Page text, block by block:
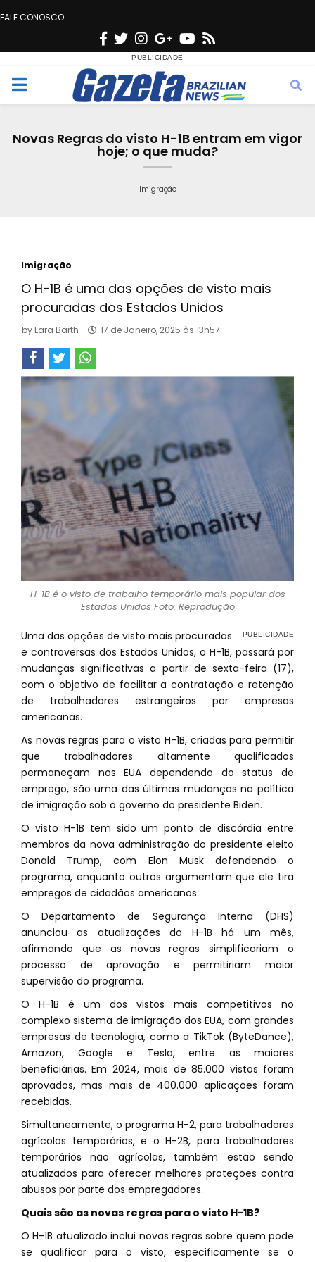
FALE CONOSCO
F
c
e
o
o
T
w
i
t
e
n
s
t
g
r
a
G
o
o
g
e
Y
u
t
b
s
M
Novas Regras do visto H-1B entram em vigor
hoje; o que muda?
Imigração
Imigração
O H-1B é uma das opções de visto mais
procuradas dos Estados Unidos
by Lara Barth 17 de Janeiro, 2025 às 13h57
H-1B é o visto de trabalho temporário mais popular dos
Estados Unidos Foto: Reprodução
Uma das opções de visto mais procuradas
e controversas dos Estados Unidos, o H-1B, passará por
mudanças significativas a partir de sexta-feira (17),
com o objetivo de facilitar a contratação e retenção
de trabalhadores estrangeiros por empresas
americanas.
As novas regras para o visto H-1B, criadas para permitir
que trabalhadores altamente qualificados
permaneçam nos EUA dependendo do status de
emprego, são uma das últimas mudanças na política
de imigração sob o governo do presidente Biden.
O visto H-1B tem sido um ponto de discórdia entre
membros da nova administração do presidente eleito
Donald Trump, com Elon Musk defendendo o
programa, enquanto outros argumentam que ele tira
empregos de cidadãos americanos.
O Departamento de Segurança Interna (DHS)
anunciou as atualizações do H-1B há um mês,
afirmando que as novas regras simplificariam o
processo de aprovação e permitiriam maior
supervisão do programa.
O H-1B é um dos vistos mais competitivos no
complexo sistema de imigração dos EUA, com grandes
empresas de tecnologia, como a TikTok (ByteDance),
Amazon, Google e Tesla, entre as maiores
beneficiárias. Em 2024, mais de 85.000 vistos foram
aprovados, mas mais de 400.000 aplicações foram
recebidas.
Simultaneamente, o programa H-2, para trabalhadores
agrícolas temporários, e o H-2B, para trabalhadores
temporários não agrícolas, também estão sendo
atualizados para oferecer melhores proteções contra
abusos por parte dos empregadores.
Quais são as novas regras para o visto H-1B?
O H-1B atualizado inclui novas regras sobre quem pode
se qualificar para o visto, especificamente se o